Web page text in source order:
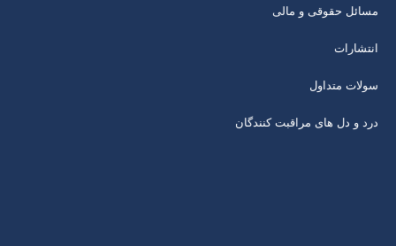
مسائل حقوقی و مالی
انتشارات
سولات متداول
درد و دل های مراقبت کنندگان